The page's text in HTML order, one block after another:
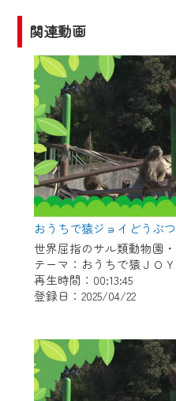
関連動画
テーマ：おうちで猿ＪＯ
再生時間：00:13:45
登録日：2025/04/22
ビス向上のため、
一部コンテンツを除
CCNetサービスへ
ページ※』へのログ
す。
何卒、ご理解ご了
いたします。
※マイページへのロ
要となります。
※MyIDとは、CCNet
各種サービスをご利
IDはお客様が使って
（GmailやYahooなど
スでも作成可能です
※マイページへのロ